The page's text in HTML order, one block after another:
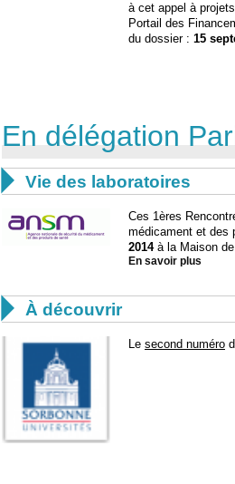
à cet appel à
Portail des
du dossier : 15
En délégation
 Vie des laboratoires
Ces 1ères
médicament et des
2014à la Maison
En savoir plus
 À découvrir
Le second numéro